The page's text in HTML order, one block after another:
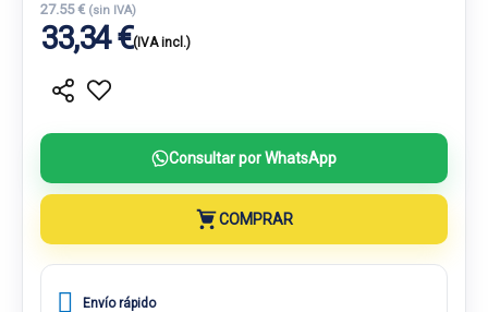
27.55 € (sin IVA)
33,34 €(IVA incl.)
Consultar por WhatsApp
COMPRAR
Envío rápido